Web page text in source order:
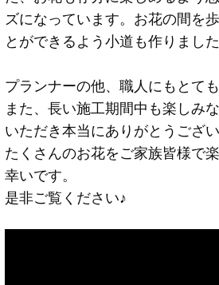
ズになっています。お花の間を
とができるよう小道も作りました
プランナーの他、職人にもとて
また、長い施工期間中も楽しみ
いただき本当にありがとうござ
たくさんのお花をご家族皆様で
幸いです。
是非ご覧ください♪